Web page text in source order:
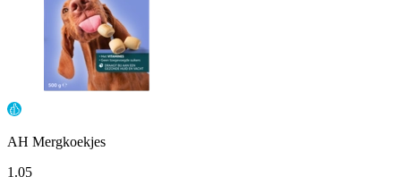
AH Mergkoekjes
1 .05